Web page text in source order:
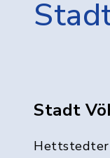
Stadt
Hettstedter